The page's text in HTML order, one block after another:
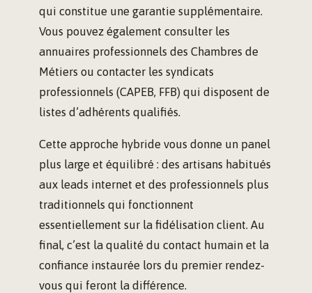
qui constitue une garantie supplémentaire.
Vous pouvez également consulter les
annuaires professionnels des Chambres de
Métiers ou contacter les syndicats
professionnels (CAPEB, FFB) qui disposent de
listes d’adhérents qualifiés.
Cette approche hybride vous donne un panel
plus large et équilibré : des artisans habitués
aux leads internet et des professionnels plus
traditionnels qui fonctionnent
essentiellement sur la fidélisation client. Au
final, c’est la qualité du contact humain et la
confiance instaurée lors du premier rendez-
vous qui feront la différence.